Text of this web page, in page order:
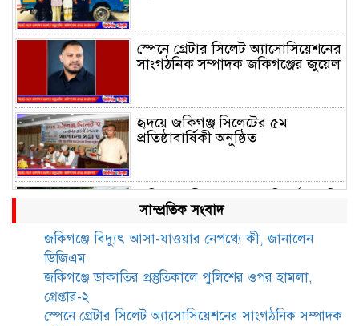
স্পেনে গ্রেটার সিলেট অ্যাসোসিয়েশনের
সাংগঠনিক সম্পাদক জকিগঞ্জের জুয়েল
হৃদয়ে জকিগঞ্জ সিলেটের ৫ম
প্রতিষ্ঠাবার্ষিকী অনুষ্ঠিত
রেকর্ড ও জরিপ অধিদপ্তরের
জকিগঞ্জে নারী ও শিশু নির্যাতন ও
বাল্যবিবাহ প্রতিরোধে আন্তঃকলেজ
সাম্প্রতিক সংবাদ
জকিগঞ্জে বিদ্যুৎ আসা-যাওয়ার নেপথ্যে কী, জানালেন
ডিজিএম
জকিগঞ্জে ডাকাতির প্রস্তুতিকালে পুলিশের ওপর হামলা,
গ্রেপ্তার-২
স্পেনে গ্রেটার সিলেট অ্যাসোসিয়েশনের সাংগঠনিক সম্পাদক